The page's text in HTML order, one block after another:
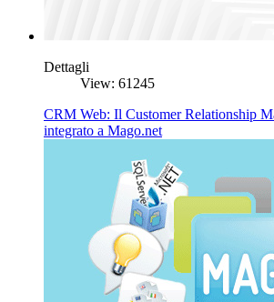
Dettagli
View: 61245
CRM Web: Il Customer Relationship
integrato a Mago.net